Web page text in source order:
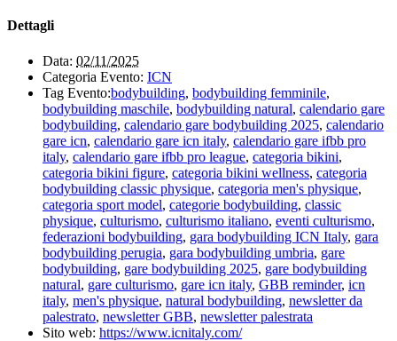
Dettagli
Data: 02/11/2025
Categoria Evento: ICN
Tag Evento:bodybuilding, bodybuilding femminile,
bodybuilding maschile, bodybuilding natural, calendario gare
bodybuilding, calendario gare bodybuilding 2025, calendario
gare icn, calendario gare icn italy, calendario gare ifbb pro
italy, calendario gare ifbb pro league, categoria bikini,
categoria bikini figure, categoria bikini wellness, categoria
bodybuilding classic physique, categoria men's physique,
categoria sport model, categorie bodybuilding, classic
physique, culturismo, culturismo italiano, eventi culturismo,
federazioni bodybuilding, gara bodybuilding ICN Italy, gara
bodybuilding perugia, gara bodybuilding umbria, gare
bodybuilding, gare bodybuilding 2025, gare bodybuilding
natural, gare culturismo, gare icn italy, GBB reminder, icn
italy, men's physique, natural bodybuilding, newsletter da
palestrato, newsletter GBB, newsletter palestrata
Sito web: https://www.icnitaly.com/